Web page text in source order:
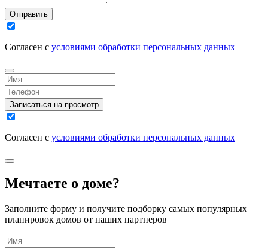
Отправить
Согласен с условиями обработки персональных данных
Записаться на просмотр
Согласен с условиями обработки персональных данных
Мечтаете о доме?
Заполните форму и получите подборку самых популярных
планировок домов от наших партнеров